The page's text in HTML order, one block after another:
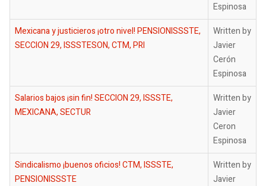
Espinosa
Mexicana y justicieros ¡otro nivel! PENSIONISSSTE,
SECCION 29, ISSSTESON, CTM, PRI
Written by
Javier
Cerón
Espinosa
Salarios bajos ¡sin fin! SECCION 29, ISSSTE,
MEXICANA, SECTUR
Written by
Javier
Ceron
Espinosa
Sindicalismo ¡buenos oficios! CTM, ISSSTE,
PENSIONISSSTE
Written by
Javier